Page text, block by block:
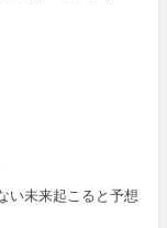
い未来起こると予想